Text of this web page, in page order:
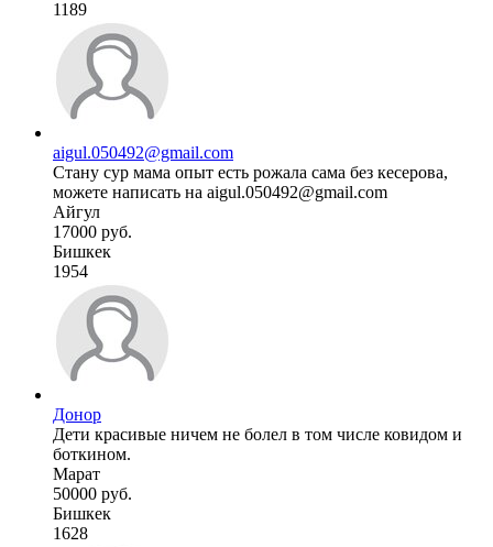
1189
aigul.050492@gmail.com
Стану сур мама опыт есть рожала сама без кесерова,
можете написать на aigul.050492@gmail.com
Айгул
17000 руб.
Бишкек
1954
Донор
Дети красивые ничем не болел в том числе ковидом и
боткином.
Марат
50000 руб.
Бишкек
1628